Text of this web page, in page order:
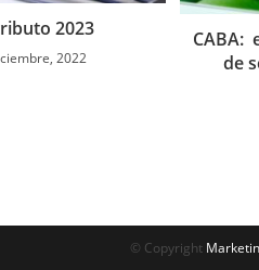
2023
2022
CABA:
de
© Copyright